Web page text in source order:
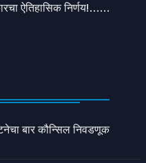
ऐतिहासिक निर्णय!......
बार कौन्सिल निवडणूक